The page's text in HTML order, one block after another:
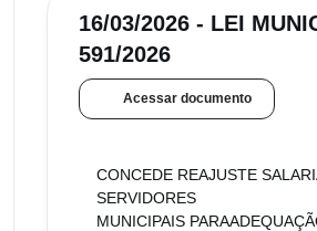
16/03/2026 - LEI
591/2026
Acessar documento
CONCEDE REAJUSTE
SERVIDORES
MUNICIPAIS